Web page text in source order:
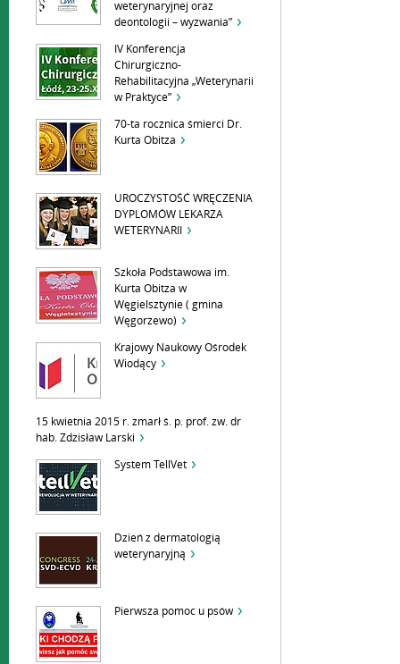
weterynaryjnej oraz
deontologii – wyzwania”
IV Konferencja
Chirurgiczno-
Rehabilitacyjna „Weterynarii
w Praktyce”
70-ta rocznica śmierci Dr.
Kurta Obitza
UROCZYSTOŚĆ WRĘCZENIA
DYPLOMÓW LEKARZA
WETERYNARII
Szkoła Podstawowa im.
Kurta Obitza w
Węgielsztynie ( gmina
Węgorzewo)
Krajowy Naukowy Ośrodek
Wiodący
15 kwietnia 2015 r. zmarł ś. p. prof. zw. dr
hab. Zdzisław Larski
System TellVet
Dzień z dermatologią
weterynaryjną
Pierwsza pomoc u psów